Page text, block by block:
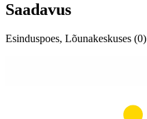
Saadavus
Esinduspoes, Lõunakeskuses (0)